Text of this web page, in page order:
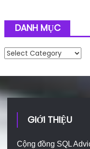
DANH MỤC
Danh mục
GIỚI THIỆU
Cộng đồng SQL